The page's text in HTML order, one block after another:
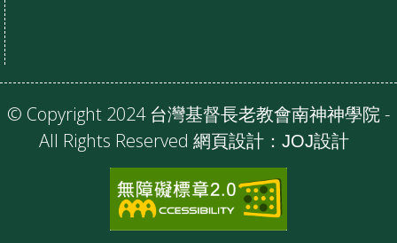
© Copyright 2024 台灣基督長老教會南神神學院 -
All Rights Reserved 網頁設計： JOJ設計